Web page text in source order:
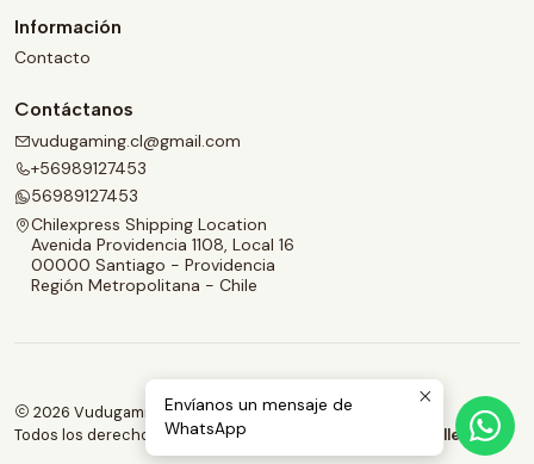
Información
Contacto
Contáctanos
vudugaming.cl@gmail.com
+56989127453
56989127453
Chilexpress Shipping Location
Avenida Providencia 1108, Local 16
00000 Santiago - Providencia
Región Metropolitana - Chile
2026 Vudugaming.
Todos los derechos reservados.
Desarrollado por Jumpseller
Envíanos un mensaje de
WhatsApp